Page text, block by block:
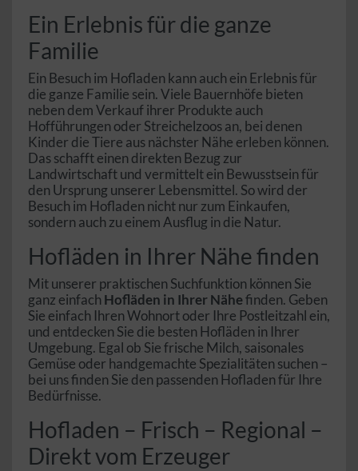
Ein Erlebnis für die ganze
Familie
Ein Besuch im Hofladen kann auch ein Erlebnis für
die ganze Familie sein. Viele Bauernhöfe bieten
neben dem Verkauf ihrer Produkte auch
Hofführungen oder Streichelzoos an, bei denen
Kinder die Tiere aus nächster Nähe erleben können.
Das schafft einen direkten Bezug zur
Landwirtschaft und vermittelt ein Bewusstsein für
den Ursprung unserer Lebensmittel. So wird der
Besuch im Hofladen nicht nur zum Einkaufen,
sondern auch zu einem Ausflug in die Natur.
Hofläden in Ihrer Nähe finden
Mit unserer praktischen Suchfunktion können Sie
ganz einfach Hofläden in Ihrer Nähefinden. Geben
Sie einfach Ihren Wohnort oder Ihre Postleitzahl ein,
und entdecken Sie die besten Hofläden in Ihrer
Umgebung. Egal ob Sie frische Milch, saisonales
Gemüse oder handgemachte Spezialitäten suchen –
bei uns finden Sie den passenden Hofladen für Ihre
Bedürfnisse.
Hofladen – Frisch – Regional –
Direkt vom Erzeuger